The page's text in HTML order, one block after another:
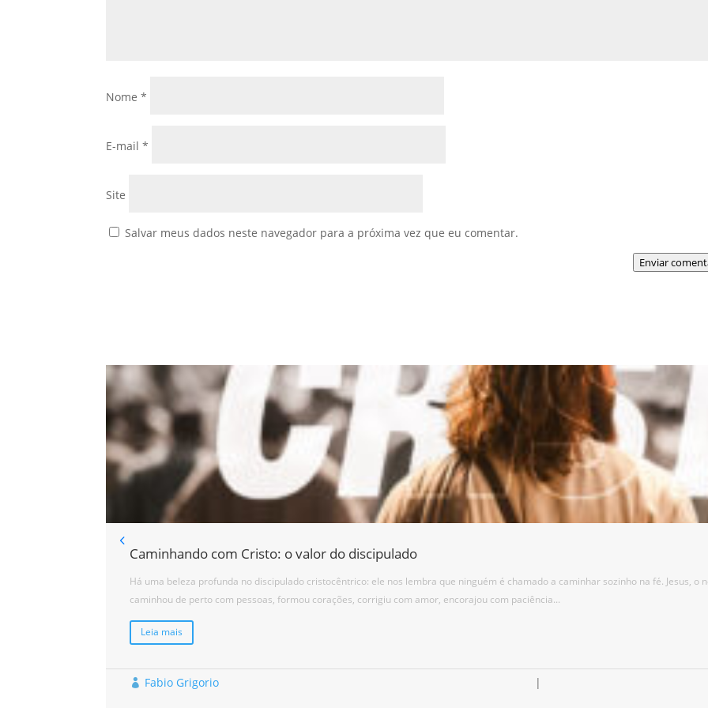
Nome*
E-mail*
Site
Salvar meus dados neste navegador para a próxima vez que eu comentar.
Enviar
Caminhando com Cristo: o valor do discipulado
Há uma beleza profunda no discipulado cristocêntrico: ele nos lembra que ninguém é chamado a caminhar sozinho na fé. Jesus, o
caminhou de perto com pessoas, formou corações, corrigiu com amor, encorajou com paciência...
Leia mais
 Fabio Grigorio |